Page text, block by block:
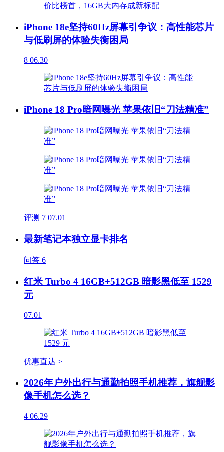
iPhone 18e坚持60Hz屏幕引争议：高性能芯片
与低刷屏的体验失衡困局
8 06.30
iPhone 18 Pro暗网曝光 苹果依旧“刀法精准”
评测 7 07.01
最新笔记本独立显卡排名
问答 6
红米 Turbo 4 16GB+512GB 暗影黑低至 1529
元
07.01
优惠直达 >
2026年户外出行与通勤拍照手机推荐，旗舰影
像手机怎么选？
4 06.29